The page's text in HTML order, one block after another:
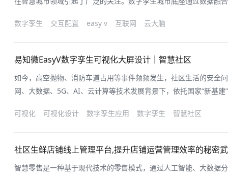
理世界的人、物、事件等所有要素数字化，在网络空间再造一个与
数字孪生 交互配置 easy v 互联网 云大脑
易知微EasyV数字孪生可视化大屏设计｜智慧社区
如今，高空抛物、消防车道占用等事件频频发生，社区生活的安全
网、大数据、5G、AI、云计算等技术发展背景下，依托国家“新基
社区可视化大屏”，实现一张智“网”管全域，打造专业、高效的社区
可视化 可视化设计 数字孪生应用 数字孪生 智慧社区
社区生鲜店铺线上管理平台,提升店铺运营管理效率的秘密
智慧零售是一种基于现代技术的零售模式，通过人工智能、大数据